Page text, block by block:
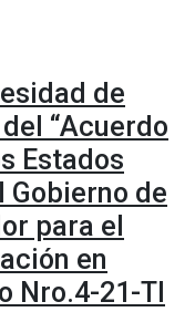
de
“Acuerdo
Estados
Gobierno de
para el
en
Nro.4-21-TI